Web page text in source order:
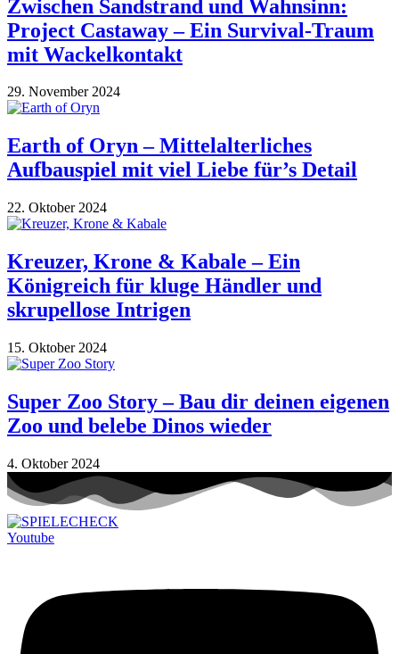
Zwischen Sandstrand und Wahnsinn:
Project Castaway – Ein Survival-Traum
mit Wackelkontakt
29. November 2024
Earth of Oryn – Mittelalterliches
Aufbauspiel mit viel Liebe für’s Detail
22. Oktober 2024
Kreuzer, Krone & Kabale – Ein
Königreich für kluge Händler und
skrupellose Intrigen
15. Oktober 2024
Super Zoo Story – Bau dir deinen eigenen
Zoo und belebe Dinos wieder
4. Oktober 2024
Youtube